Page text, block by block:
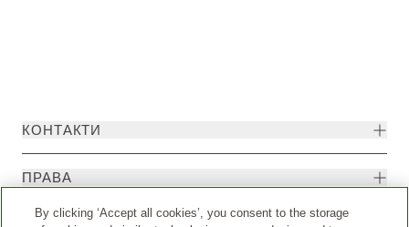
КОНТАКТИ
ПРАBA
By clicking ‘Accept all cookies’, you consent to the storage